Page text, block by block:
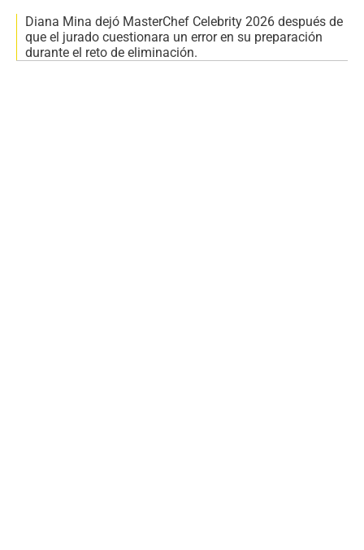
Diana Mina dejó MasterChef Celebrity 2026 después de
que el jurado cuestionara un error en su preparación
durante el reto de eliminación.